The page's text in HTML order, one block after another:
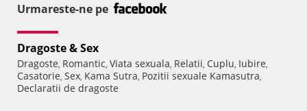
Urmareste-ne pe
Dragoste & Sex
Dragoste, Romantic, Viata sexuala, Relatii, Cuplu, Iubire,
Casatorie, Sex, Kama Sutra, Pozitii sexuale Kamasutra,
Declaratii de dragoste